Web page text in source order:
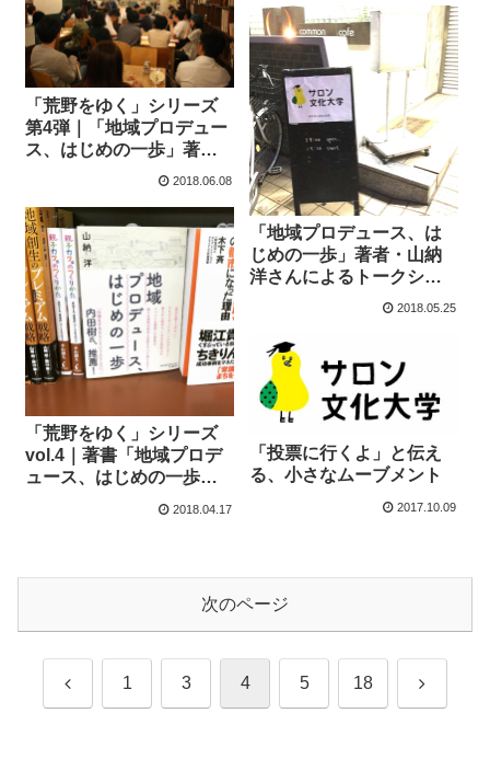
「荒野をゆく」シリーズ
第4弾｜「地域プロデュー
ス、はじめの一歩」著
者・山納洋さん｜イベン
2018.06.08
「地域プロデュース、は
じめの一歩」著者・山納
洋さんによるトークシリ
ーズ「荒野をゆく」参加
2018.05.25
「荒野をゆく」シリーズ
vol.4｜著書「地域プロデ
ュース、はじめの一歩」
出版記念｜ゲスト・山納
2018.04.17
「投票に行くよ」と伝え
る、小さなムーブメント
2017.10.09
次のページ
前 1 3 4 5 18 次